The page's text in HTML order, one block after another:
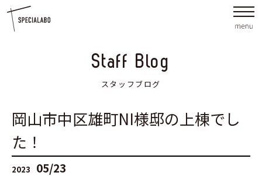
Staff Blog
スタッフブログ
岡山市中区雄町NI様邸の上棟でし
た！
2023 05/23